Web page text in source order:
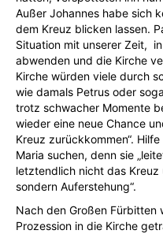
Außer Johannes habe sich
dem Kreuz blicken lassen.
Situation mit unserer Zeit,
abwenden und die Kirche
Kirche würden viele durch
wie damals Petrus oder
trotz schwacher Momente
wieder eine neue Chance
Kreuz zurückkommen“.
Maria suchen, denn sie
letztendlich nicht das
sondern Auferstehung“.
Nach den Großen Fürbitten
Prozession in die Kirche